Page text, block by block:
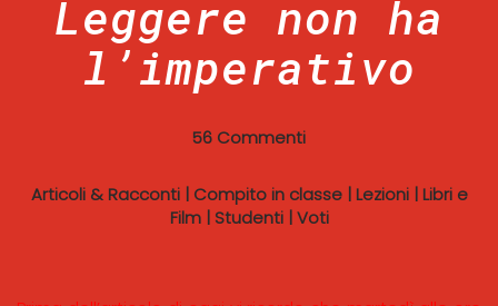
Leggere non ha
l’imperativo
56 Commenti
Articoli & Racconti| Compito in classe| Lezioni| Libri e
Film| Studenti|Voti